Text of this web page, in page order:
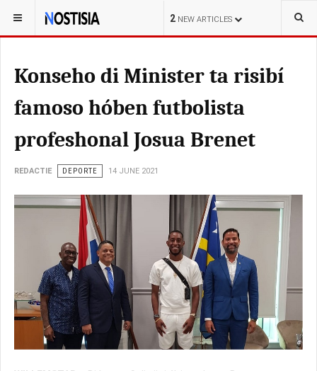
2 NEW ARTICLES
YOU ARE HERE: CURAÇAO
Konseho di Minister ta risibí
famoso hóben futbolista
profeshonal Josua Brenet
REDACTIE DEPORTE 14 JUNE 2021